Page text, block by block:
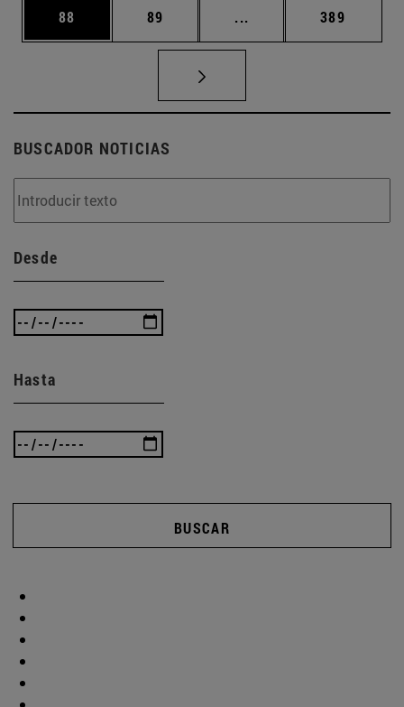
Página
88 Página
89 ... Páginas intermedias
Página
389
BUSCADOR NOTICIAS
Desde
Hasta
BUSCAR